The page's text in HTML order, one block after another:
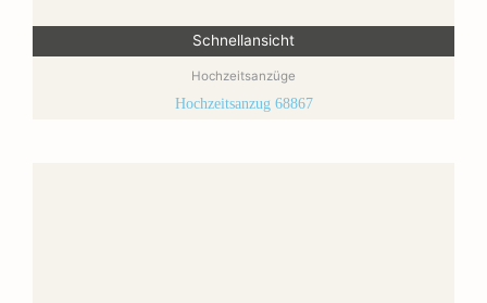
Schnellansicht
Hochzeitsanzüge
Hochzeitsanzug 68867